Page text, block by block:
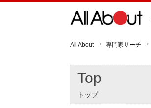
All About 専門家サーチ
Top
トップ